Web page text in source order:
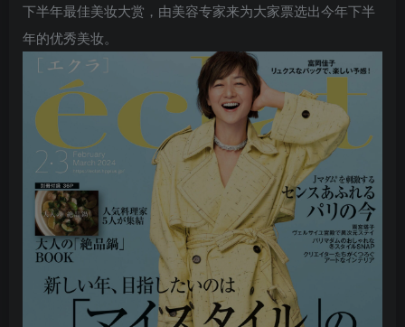
下半年最佳美妆大赏，由美容专家来为大家票选出今年下半
年的优秀美妆。